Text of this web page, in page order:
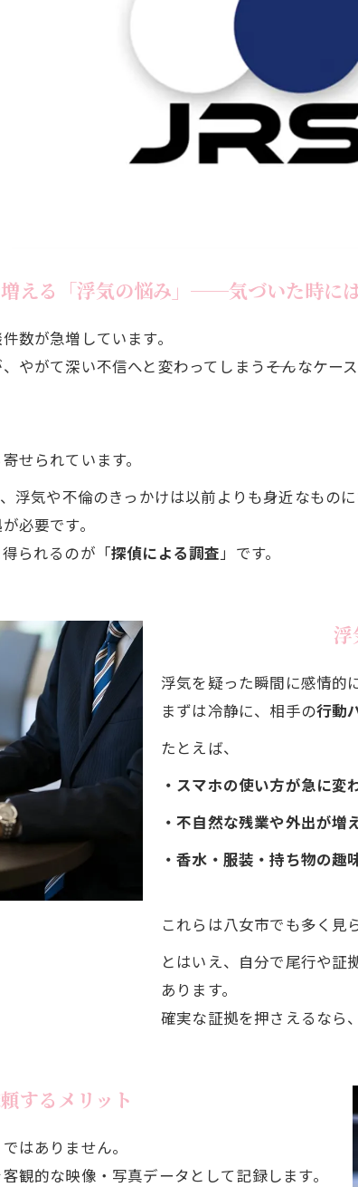
える「浮気の悩み」──気づいた時に
数が急増しています。
がて深い不信へと変わってしまう――そんなケー
せられています。
浮気や不倫のきっかけは以前よりも身近なものに
必要です。
られるのが「探偵による調査」です。
浮
浮気を疑った瞬間に感情的
まずは冷静に、相手の行動
たとえば、
・スマホの使い方が急に変
・不自然な残業や外出が増
・香水・服装・持ち物の趣
これらは八女市でも多く見
とはいえ、自分で尾行や証
あります。
確実な証拠を押さえるなら、
するメリット
はありません。
観的な映像・写真データとして記録します。